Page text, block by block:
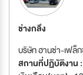
ช่างกลึง
บริษัท ฮานซ่า-เฟล็ก
สถานที่ปฏิบัติงาน :